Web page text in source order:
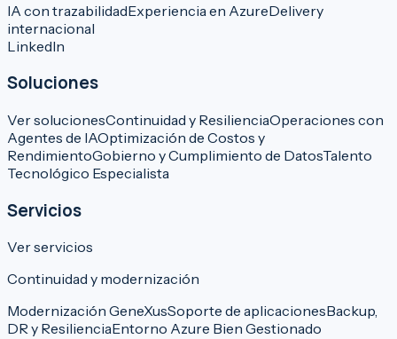
IA con trazabilidadExperiencia en AzureDelivery
internacional
LinkedIn
Soluciones
Ver solucionesContinuidad y ResilienciaOperaciones con
Agentes de IAOptimización de Costos y
RendimientoGobierno y Cumplimiento de DatosTalento
Tecnológico Especialista
Servicios
Ver servicios
Continuidad y modernización
Modernización GeneXusSoporte de aplicacionesBackup,
DR y ResilienciaEntorno Azure Bien Gestionado